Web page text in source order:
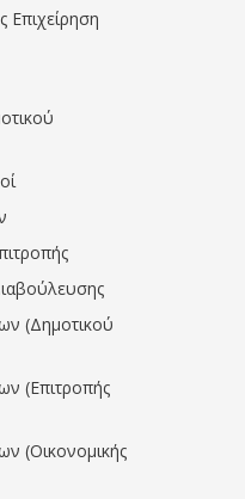
Επιχείρηση
(Δημοτικού
(Επιτροπής
(Οικονομικής